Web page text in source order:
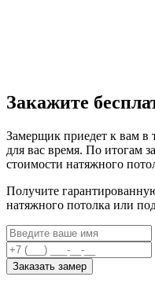
Закажите
Замерщик приедет к вам в
для вас время. По итогам
стоимости натяжного
Получите
натяжного потолка или
Заказать замер